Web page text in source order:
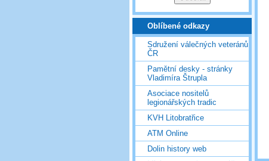
Oblíbené odkazy
Sdružení válečných veteránů
ČR
Pamětní desky - stránky
Vladimíra Štrupla
Asociace nositelů
legionářských tradic
KVH Litobratřice
ATM Online
Dolin history web